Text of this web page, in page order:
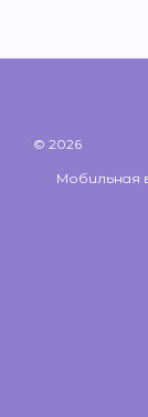
© 2026
Мобильная